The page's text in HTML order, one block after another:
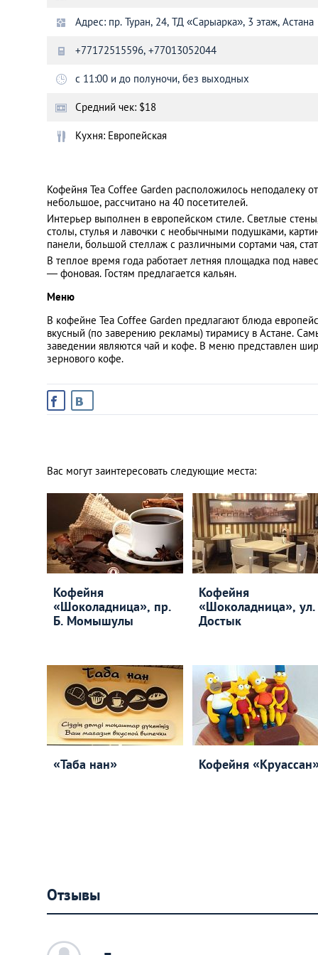
Адрес: пр. Туран, 24, ТД «Сарыарка», 3 этаж, Астана
+77172515596, +77013052044
с 11:00 и до полуночи, без выходных
Средний чек: $18
Кухня: Европейская
Кофейня Tea Coffee Garden расположилось неподалеку
небольшое, рассчитано на 40 посетителей.
Интерьер выполнен в европейском стиле. Светлые
столы, стулья и лавочки с необычными подушками,
панели, большой стеллаж с различными сортами чая,
В теплое время года работает летняя площадка под
— фоновая. Гостям предлагается кальян.
Меню
В кофейне Tea Coffee Garden предлагают блюда
вкусный (по заверению рекламы) тирамису в Астане.
заведении являются чай и кофе. В меню представлен
зернового кофе.
Вас могут заинтересовать следующие места:
Кофейня
«Шоколадница», пр.
Б. Момышулы
Кофейня
«Шоколадница», ул.
Достык
«Таба нан» Кофейня
Отзывы